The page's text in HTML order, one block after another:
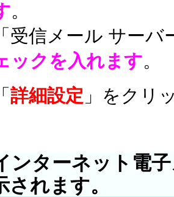
。
「受信メール サー
ックを入れます。
「 詳細設定 」をクリ
ンターネット電
されます。